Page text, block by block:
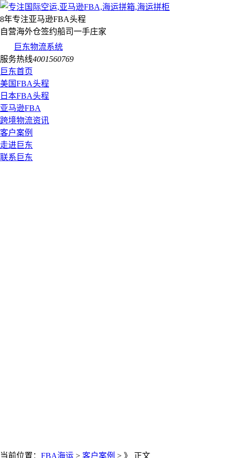
8年专注亚马逊FBA头程
自营海外仓签约船司一手庄家
巨东物流系统
服务热线4001560769
巨东首页
美国FBA头程
日本FBA头程
亚马逊FBA
跨境物流资讯
客户案例
走进巨东
联系巨东
当前位置： FBA海运 > 客户案例 > 》 正文